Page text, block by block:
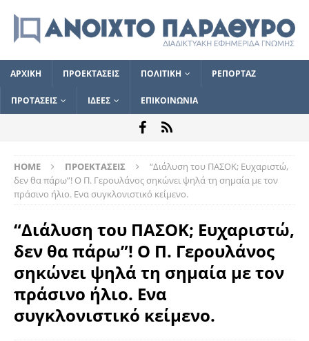
ΑΡΧΙΚΗ ΠΡΟΕΚΤΑΣΕΙΣ ΠΟΛΙΤΙΚΗ ΡΕΠΟΡΤΑΖ
ΠΡΟΤΑΣΕΙΣ ΙΔΕΕΣ ΕΠΙΚΟΙΝΩΝΙΑ
HOME ΠΡΟΕΚΤΑΣΕΙΣ
“Διάλυση του ΠΑΣΟΚ; Ευχαριστώ,
δεν θα πάρω”! Ο Π. Γερουλάνος σηκώνει ψηλά τη σημαία με τον
πράσινο ήλιο. Ενα συγκλονιστικό κείμενο.
“Διάλυση του ΠΑΣΟΚ; Ευχαριστώ,
δεν θα πάρω”! Ο Π. Γερουλάνος
σηκώνει ψηλά τη σημαία με τον
πράσινο ήλιο. Ενα
συγκλονιστικό κείμενο.